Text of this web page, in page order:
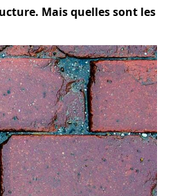
Mais quelles sont les